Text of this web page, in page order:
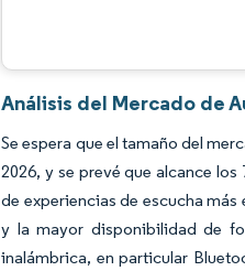
Análisis del Mercado de
Se espera que el tamaño del
2026, y se prevé que alcance
de experiencias de escucha
y la mayor disponibilidad de
inalámbrica, en particular